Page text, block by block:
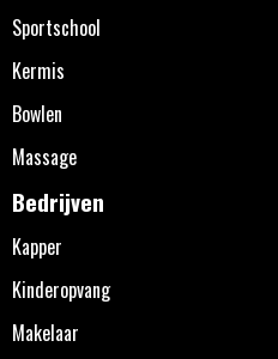
Sportschool
Kermis
Bowlen
Massage
Bedrijven
Kapper
Kinderopvang
Makelaar